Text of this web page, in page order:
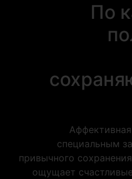
По
специальным
привычного
ощущает